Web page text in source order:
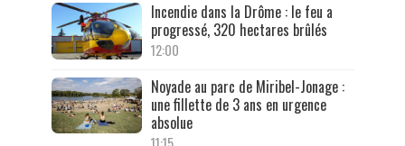
Incendie dans la Drôme : le feu a
progressé, 320 hectares brûlés
12:00
Noyade au parc de Miribel-Jonage :
une fillette de 3 ans en urgence
absolue